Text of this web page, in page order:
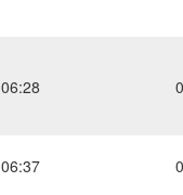
06:28
06:37